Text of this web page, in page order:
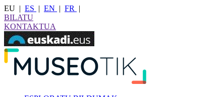
EU | ES | EN | FR
|
BILATU
KONTAKTUA